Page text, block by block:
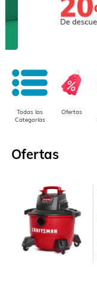
Todas las
Categorías
Ofertas
Ofertas